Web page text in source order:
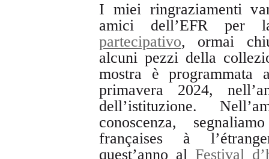
I miei ringraziamenti
amici dell’EFR
partecipativo, ormai
alcuni pezzi della
mostra è
primavera 2024,
dell’istituzione.
conoscenza,
françaises à
quest’anno alFestival